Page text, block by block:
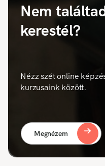
Nem
kerestél?
Nézz szét online
kurzusaink között.
Megnézem